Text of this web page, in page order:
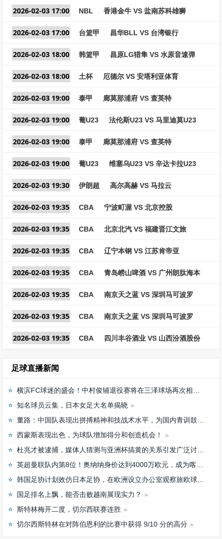
2026-02-03 17:00 NBL 香港金牛 VS 盐南苏科雄狮
2026-02-03 17:00 台篮甲 昌华BLL VS 台湾银行
2026-02-03 18:00 韩篮甲 昌原LG猎隼 VS 水原音速弹
2026-02-03 18:00 土杯 厄德尔 VS 安塔利亚体育
2026-02-03 19:00 泰甲 廊莫那浦府 VS 查英特
2026-02-03 19:00 葡U23 法伦斯U23 VS 马里迪莫U23
2026-02-03 19:00 泰甲 廊莫那浦府 VS 查英特
2026-02-03 19:00 葡U23 维塞乌U23 VS 辛达卡拉U23
2026-02-03 19:30 伊朗超 高尔高赫 VS 马拉云
2026-02-03 19:35 CBA 宁波町渥 VS 北京控股
2026-02-03 19:35 CBA 北京北汽 VS 福建晋江文旅
2026-02-03 19:35 CBA 辽宁本钢 VS 江苏肯帝亚
2026-02-03 19:35 CBA 青岛崂山啤酒 VS 广州朗肽海本
2026-02-03 19:35 CBA 南京天之蓝 VS 深圳马可波罗
2026-02-03 19:35 CBA 南京天之蓝 VS 深圳马可波罗
2026-02-03 19:35 CBA 四川丰谷酒业 VS 山西汾酒股份
足球直播新闻
横滨FC球迷的盛会！中村俊辅退役赛将在三泽球场再次相聚
知名球员云集，日本女足大名单揭晓
董路：中国队表现出拼搏精神和技战术水平，为国内青训鼓舞
西蒙斯表现出色，为球队增加得分和创造机会！
杜兆才被逮捕，媒体人猜测与亚洲杯搞黄的关系引发广泛讨论
英超曼联队内第8位！奥纳纳身价达到4000万欧元，成为喀麦隆最贵门将
韩国足协计划效仿日本足协，在欧洲设立办公室观察旅欧球员的身体情况
国足排名上飘，能否击败越南展现实力？
斯特林梅开二度，切尔西联赛连胜
切尔西斯特林在对阵伯恩利的比赛中获得 9/10 分的高分